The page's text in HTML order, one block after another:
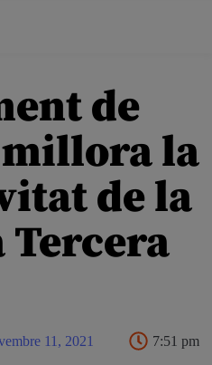
de
la
de la
Tercera
11, 2021 7:51 pm